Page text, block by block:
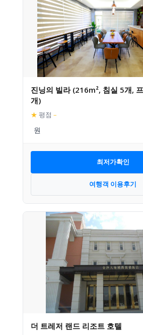
진닝의 빌라 (216m², 침실 5개,
개)
★ 평점 –
최저가확인
여행객 이용후기
더 트레저 랜드 리조트 호텔